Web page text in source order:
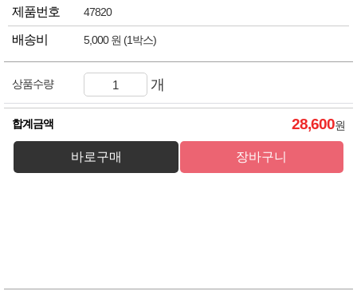
제품번호 47820
배송비 5,000 원 (1박스)
상품수량 개
합계금액 28,600원